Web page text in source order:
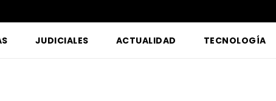
JUDICIALES ACTUALIDAD TECNOLOGÍA